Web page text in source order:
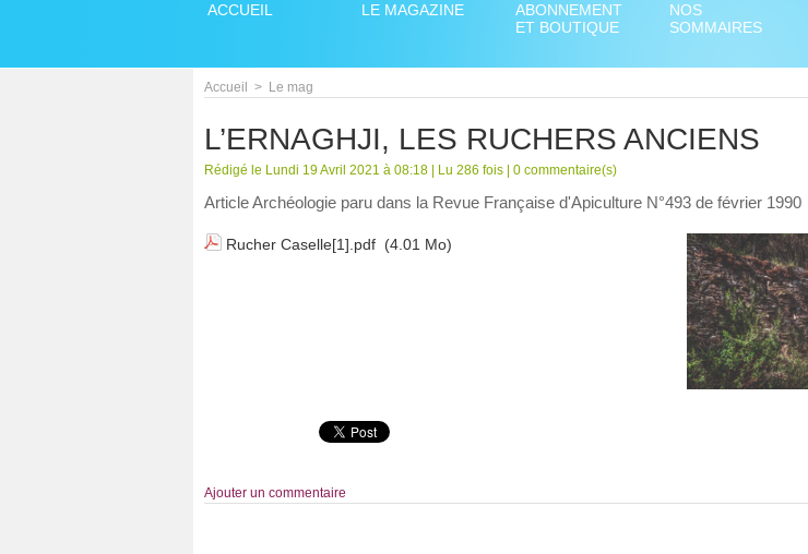
ACCUEIL LE MAGAZINE
ABONNEMENT
ET BOUTIQUE
NOS
SOMMAIRES
Accueil > Le mag
L’ERNAGHJI, LES RUCHERS ANCIENS
Rédigé le Lundi 19 Avril 2021 à 08:18 | Lu 286 fois | 0commentaire(s)
Article Archéologie paru dans la Revue Française d'Apiculture N°493 de février 1990
Rucher Caselle[1].pdf (4.01 Mo)
Ajouter un commentaire